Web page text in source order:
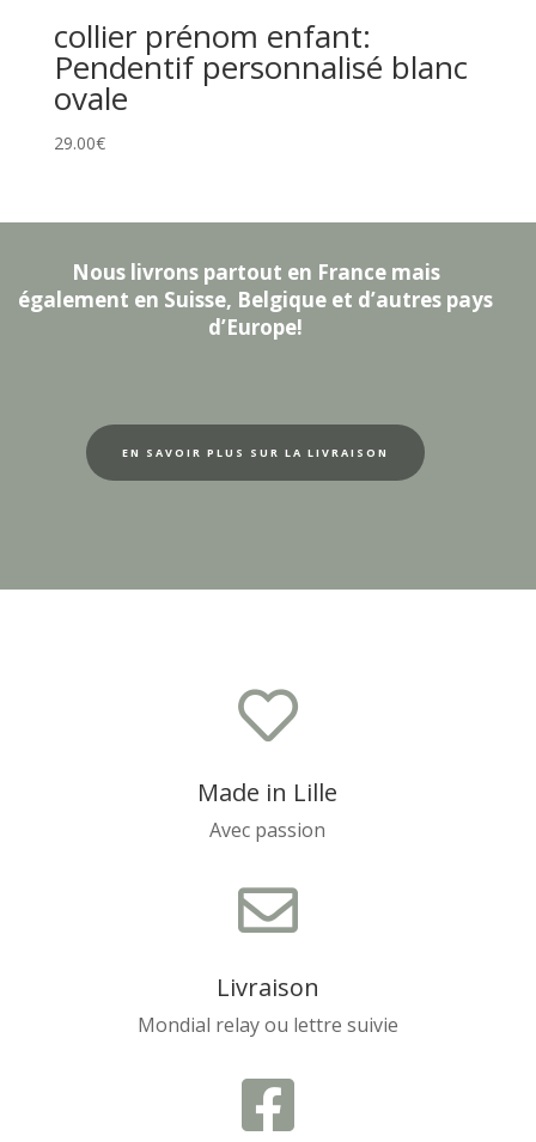
collier prénom enfant:
Pendentif personnalisé blanc
ovale
29.00€
Nous livrons partout en France mais
également en Suisse, Belgique et d’autres pays
d’Europe!
EN SAVOIR PLUS SUR LA LIVRAISON

Made in Lille
Avec passion

Livraison
Mondial relay ou lettre suivie
